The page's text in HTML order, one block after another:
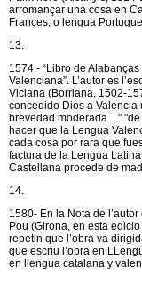
arromançar una cosa en
Frances, o lengua
13.
1574.- “Libro de
Valenciana”. L’autor es
Viciana (Borriana, 1502-
concedido Dios a Valencia
brevedad moderada...."
hacer que la Lengua
cada cosa por rara que
factura de la Lengua
Castellana procede de
14.
1580- En la Nota de
Pou (Girona, en esta
repetin que l’obra va
que escriu l’obra en
en llengua catalana y